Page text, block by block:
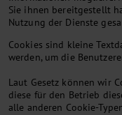
Sie ihnen bereitgestellt
Nutzung der Dienste
Cookies sind kleine
werden, um die
Laut Gesetz können wir
diese für den Betrieb
alle anderen Cookie-